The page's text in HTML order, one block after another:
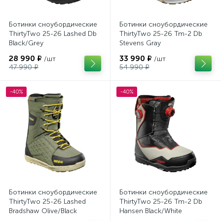
Ботинки сноубордические
ThirtyTwo 25-26 Lashed Db
Black/Grey
28 990 ₽ /шт
47 990 ₽
Ботинки сноубордические
ThirtyTwo 25-26 Tm-2 Db
Stevens Gray
33 990 ₽ /шт
54 990 ₽
-40%
Ботинки сноубордические
ThirtyTwo 25-26 Lashed
Bradshaw Olive/Black
-40%
Ботинки сноубордические
ThirtyTwo 25-26 Tm-2 Db
Hansen Black/White